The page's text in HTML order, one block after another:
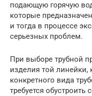
подающую горячую
которые
и тогда в процессе
серьезных проблем.
При выборе трубной
изделия той линейки,
конкретного вида
требуется